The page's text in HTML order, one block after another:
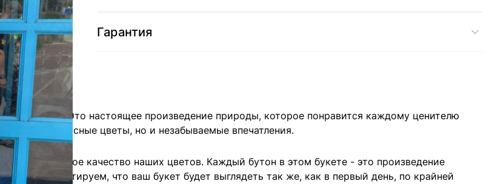
Гарантия
облако". Это настоящее произведение природы, которое понравится каждому ценителю
прекрасные цветы, но и незабываемые впечатления.
высокое качество наших цветов. Каждый бутон в этом букете - это произведение
Мы гарантируем, что ваш букет будет выглядеть так же, как в первый день, по крайней